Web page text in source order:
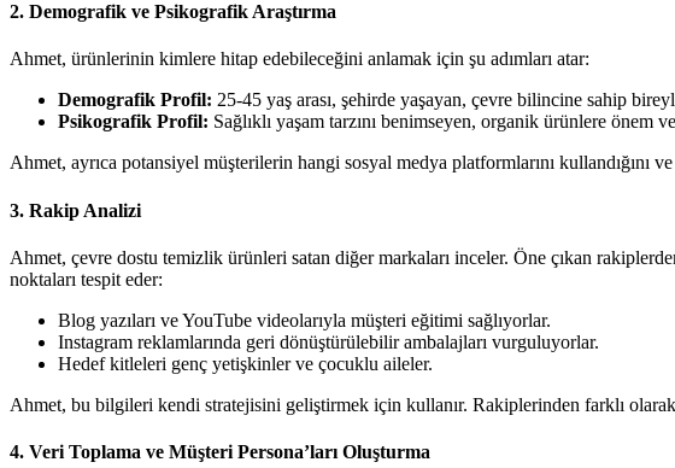
2. Demografik ve Psikografik Araştırma
Ahmet, ürünlerinin kimlere hitap edebileceğini anlamak için şu adımları atar:
Demografik Profil: 25-45 yaş arası, şehirde yaşayan, çevre bilincine sahip
Psikografik Profil: Sağlıklı yaşam tarzını benimseyen, organik ürünlere
Ahmet, ayrıca potansiyel müşterilerin hangi sosyal medya platformlarını kullandığını
3. Rakip Analizi
Ahmet, çevre dostu temizlik ürünleri satan diğer markaları inceler. Öne çıkan
noktaları tespit eder:
Blog yazıları ve YouTube videolarıyla müşteri eğitimi sağlıyorlar.
Instagram reklamlarında geri dönüştürülebilir ambalajları vurguluyorlar.
Hedef kitleleri genç yetişkinler ve çocuklu aileler.
Ahmet, bu bilgileri kendi stratejisini geliştirmek için kullanır. Rakiplerinden farklı
4. Veri Toplama ve Müşteri Persona’ları Oluşturma